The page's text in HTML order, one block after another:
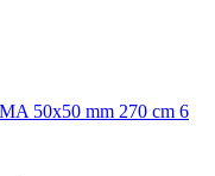
50x50 mm 270 cm 6